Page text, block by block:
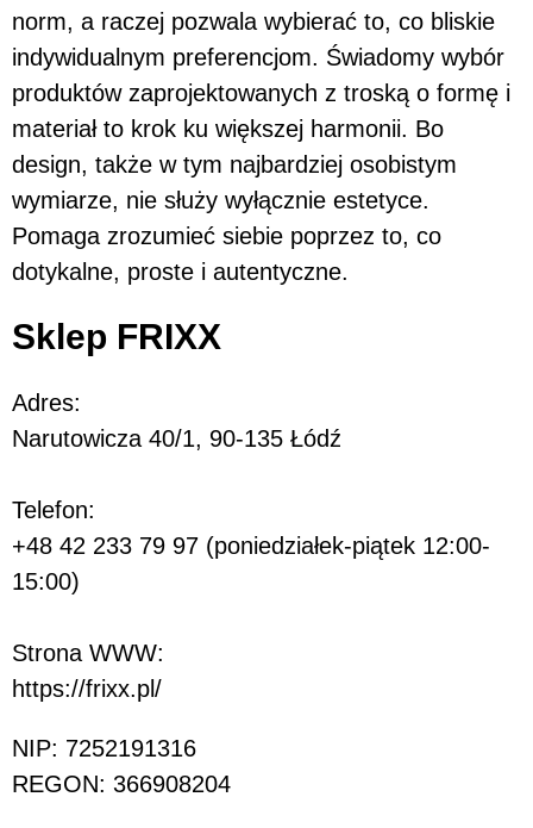
norm, a raczej pozwala wybierać to, co bliskie
indywidualnym preferencjom. Świadomy wybór
produktów zaprojektowanych z troską o formę i
materiał to krok ku większej harmonii. Bo
design, także w tym najbardziej osobistym
wymiarze, nie służy wyłącznie estetyce.
Pomaga zrozumieć siebie poprzez to, co
dotykalne, proste i autentyczne.
Sklep FRIXX
Adres:
Narutowicza 40/1, 90-135 Łódź
Telefon:
+48 42 233 79 97 (poniedziałek-piątek 12:00-
15:00)
Strona WWW:
https://frixx.pl/
NIP: 7252191316
REGON: 366908204